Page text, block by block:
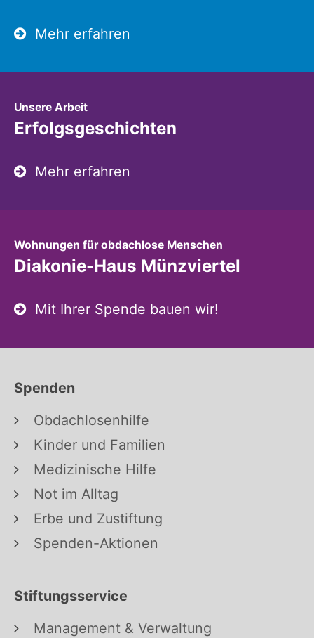
Mehr erfahren
Unsere Arbeit:
Erfolgsgeschichten
Mehr erfahren
Wohnungen für obdachlose Menschen
Diakonie-Haus Münzviertel
Mit Ihrer Spende bauen wir!
Spenden
Obdachlosenhilfe
Kinder und Familien
Medizinische Hilfe
Not im Alltag
Erbe und Zustiftung
Spenden-Aktionen
Stiftungsservice
Management & Verwaltung